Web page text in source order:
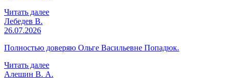
Читать далее
Лебедев В.
26.07.2026
Полностью доверяю Ольге Васильевне Попадюк.
Читать далее
Алешин В. А.